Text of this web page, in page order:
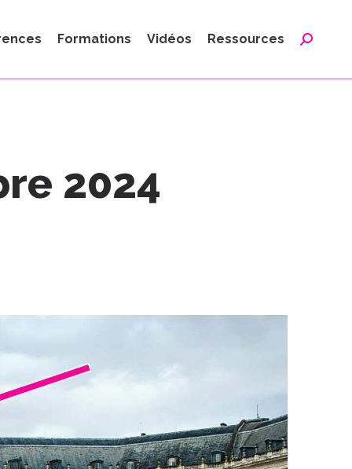
Formations Vidéos Ressources
2024